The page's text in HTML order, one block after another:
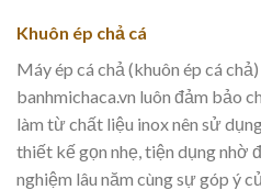
Khuôn ép chả cá
Máy ép cá chả (khuôn ép cá
banhmichaca.vn luôn đảm bảo
làm từ chất liệu inox nên sử
thiết kế gọn nhẹ, tiện dụng nhờ
nghiệm lâu năm cùng sự góp ý